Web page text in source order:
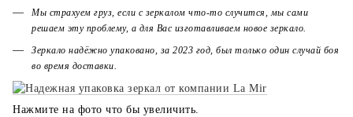
Мы страхуем груз, если с зеркалом что-то случится, мы сами
решаем эту проблему, а для Вас изготавливаем новое зеркало.
Зеркало надёжно упаковано, за 2023 год, был только один случай боя
во время доставки.
Нажмите на фото что бы увеличить.